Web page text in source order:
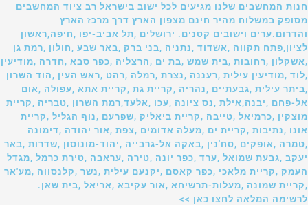
חנות המחשבים שלנו מגיעים לכל ישוב בישראל רב ציוד המחשבים
מסופק במשלוח מהיר חינם מצפון הארץ דרך מרכז הארץ
והדרום.ערים וישובים קטנים. ירושלים ,תל אביב-יפו ,חיפה,ראשון
לציון,פתח תקווה ,אשדוד ,נתניה ,בני ברק ,באר שבע ,חולון ,רמת גן
,אשקלון ,רחובות ,בית שמש ,בת ים ,הרצליה ,כפר סבא ,חדרה ,מודיעין
,לוד ,מודיעין עילית ,רעננה ,נצרת ,רמלה ,רהט ,ראש העין ,הוד השרון
,ביתר עילית ,גבעתיים ,נהריה ,קריית גת ,קריית אתא ,עפולה ,אום
אל-פחם ,יבנה,אילת ,נס ציונה ,עכו ,אלעד,רמת השרון ,טבריה ,קריית
מוצקין ,כרמיאל ,טייבה ,קריית ביאליק ,שפרעם ,נוף הגליל ,קריית
אונו ,נתיבות ,קריית ים ,מעלה אדומים ,צפת ,אור יהודה ,דימונה
,טמרה ,אופקים ,סח'נין ,באקה אל-גרבייה ,יהוד-מונוסון ,שדרות ,באר
יעקב ,גבעת שמואל ,ערד ,כפר יונה ,טירה ,עראבה ,טירת כרמל ,מגדל
העמק ,קריית מלאכי ,כפר קאסם ,יקנעם עילית ,נשר ,קלנסווה ,מע'אר
,קריית שמונה ,מעלות-תרשיחא ,אור עקיבא ,אריאל ,בית שאן.
לרשימה המלאה לחצו כאן >>